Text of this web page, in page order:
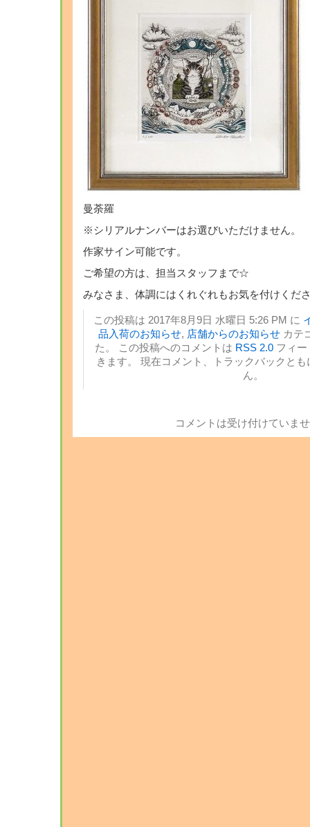
曼荼羅
※シリアルナンバーはお選びいただけません。
作家サイン可能です。
ご希望の方は、担当スタッフまで☆
みなさま、体調にはくれぐれもお気を付けくだ
この投稿は 2017年8月9日 水曜日 5:26 PM に
品入荷のお知らせ, 店舗からのお知らせ カテ
た。 この投稿へのコメントは RSS 2.0 フィ
きます。 現在コメント、トラックバックと
ん。
コメントは受け付けていま